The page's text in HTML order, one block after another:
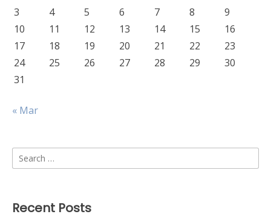
3
4 5 6 7 8
9
10
11 12 13 14 15
16
17
18 19 20 21 22
23
24
25 26 27 28 29
30
31
« Mar
Search
for:
Recent Posts